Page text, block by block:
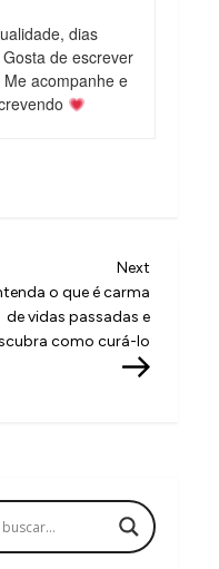
dias
de escrever
acompanhe e
Next
Post
Next
o que é carma
de vidas passadas e
como curá-lo